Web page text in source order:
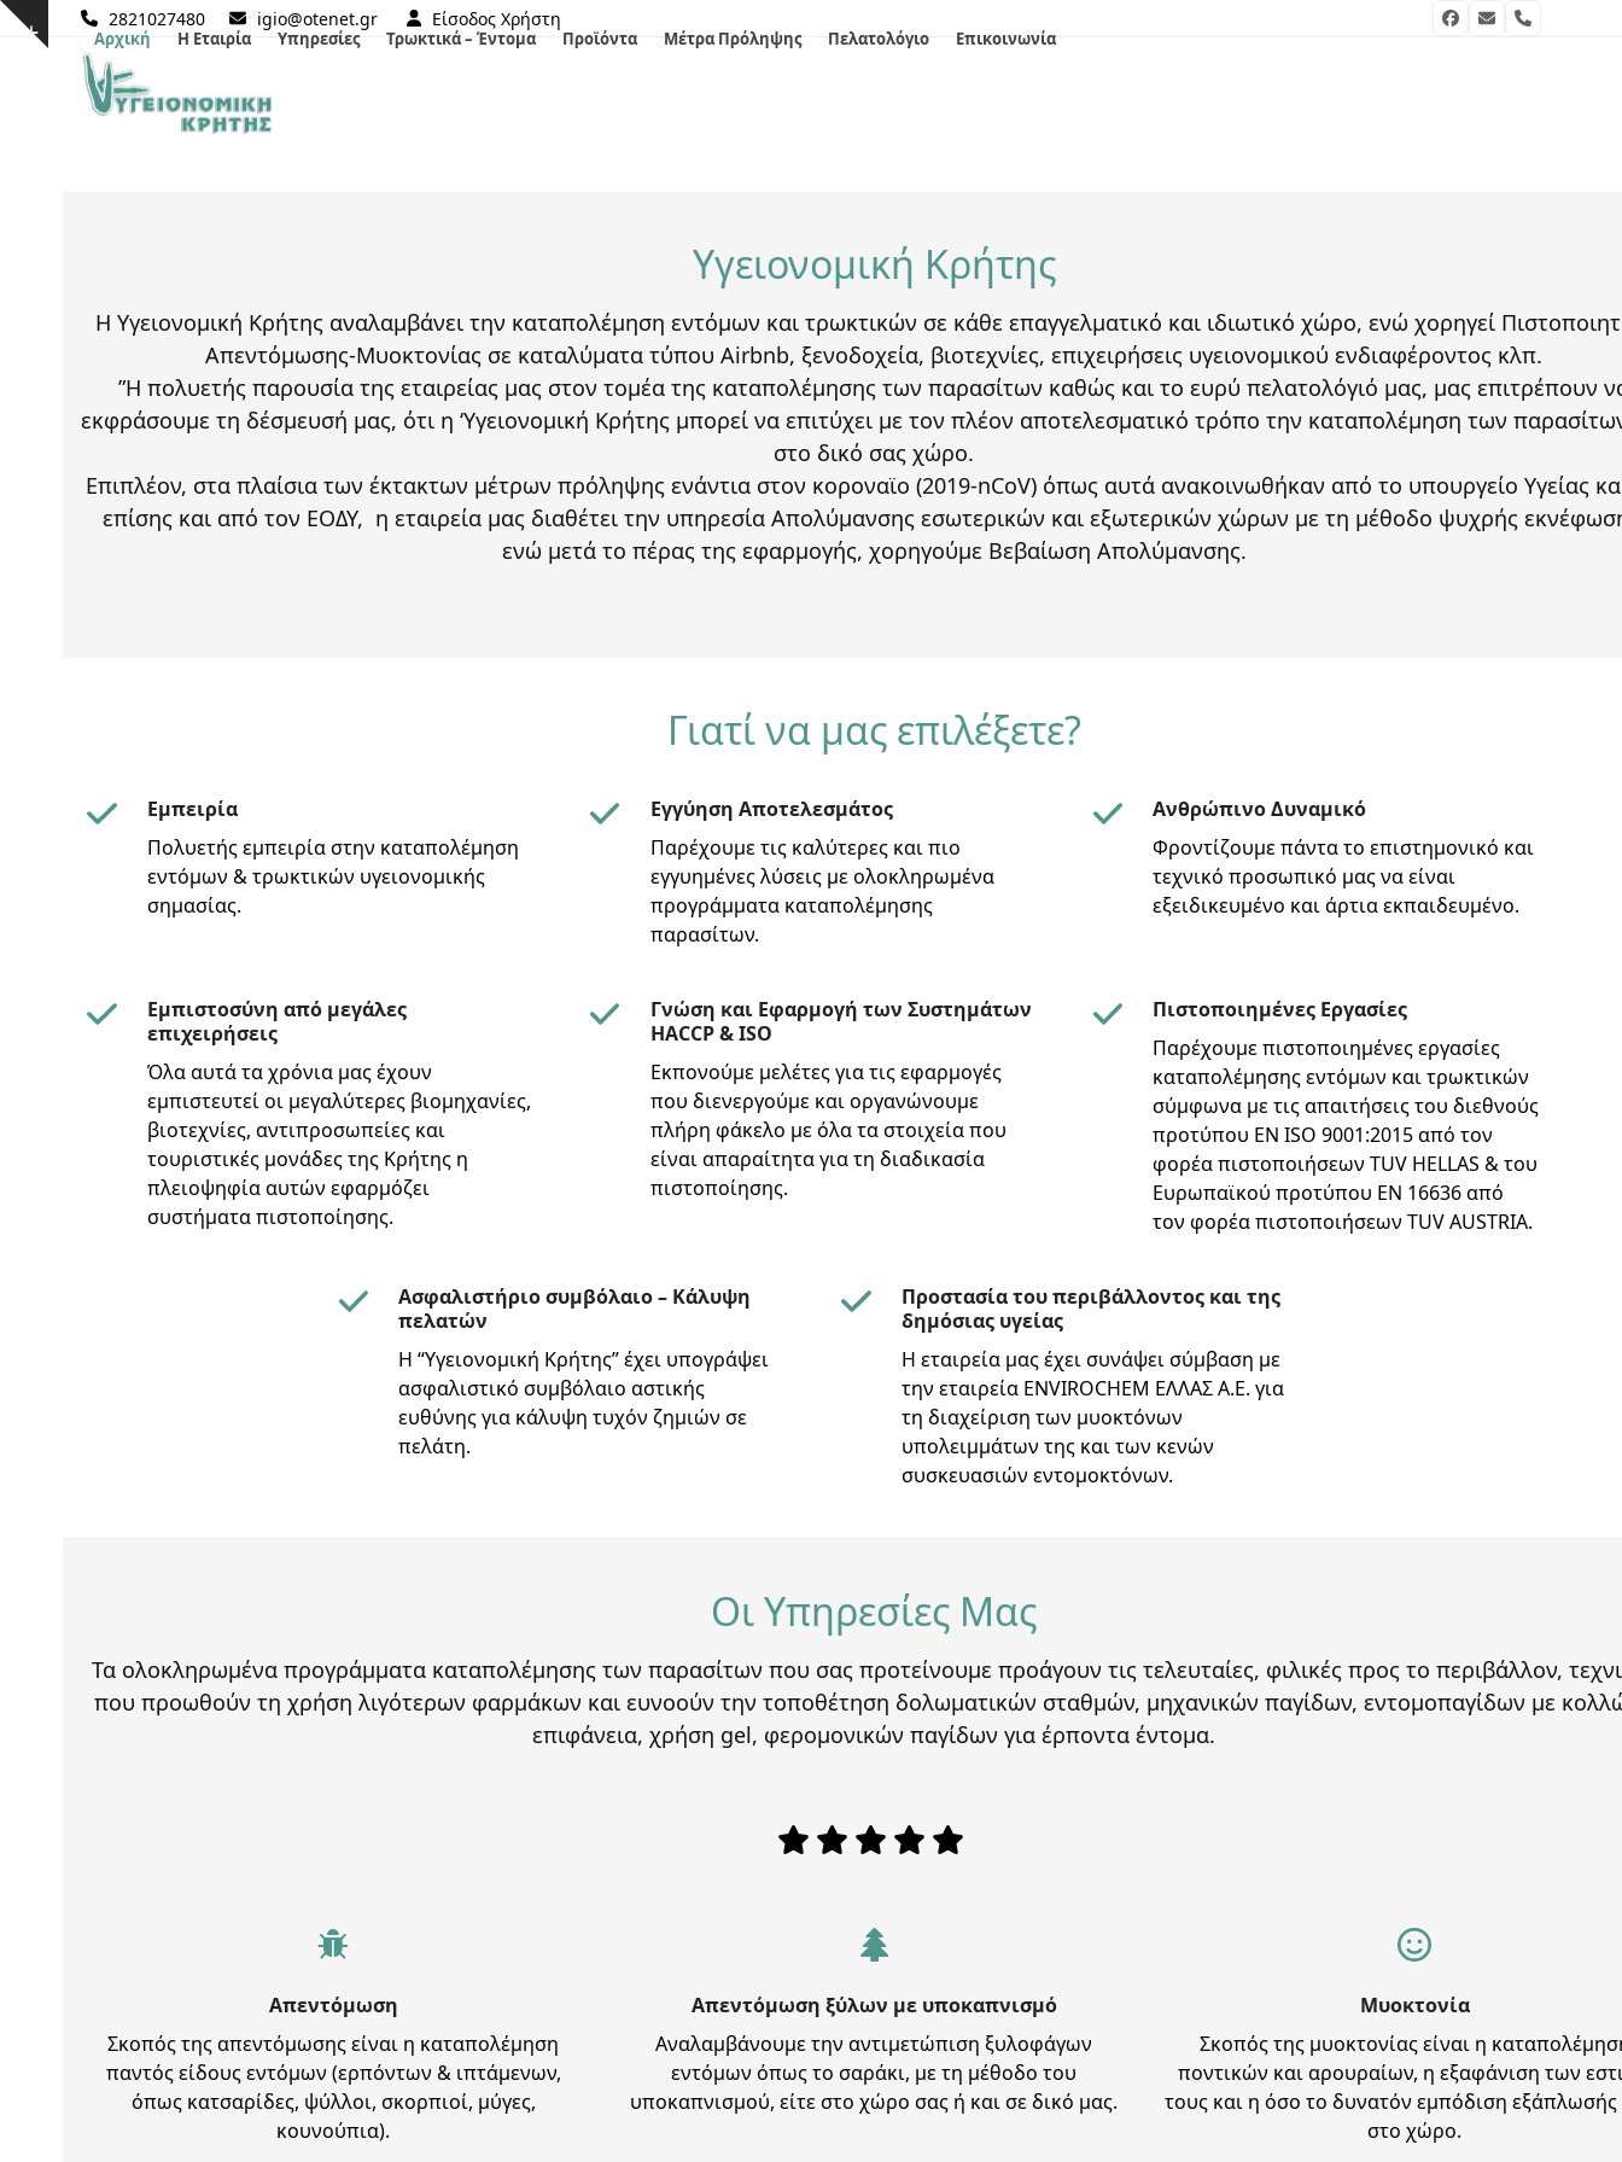
Skip
Show
2821027480 igio@otenet.gr Είσοδος Χρήστη Facebook
EmailPhone
Αρχική Η Εταιρία Υπηρεσίες Τρωκτικά – Έντομα Προϊόντα Μέτρα Πρόληψης Πελατολόγιο Επικοινωνία
Υγειονομική Κρήτης
Η Υγειονομική Κρήτης αναλαμβάνει την καταπολέμηση εντόμων και τρωκτικών σε κάθε επαγγελματικό και ιδιωτικό χώρο, ενώ χορηγεί
Απεντόμωσης-Μυοκτονίας σε καταλύματα τύπου Airbnb, ξενοδοχεία, βιοτεχνίες, επιχειρήσεις υγειονομικού ενδιαφέροντος κλπ.
”Η πολυετής παρουσία της εταιρείας μας στον τομέα της καταπολέμησης των παρασίτων καθώς και το ευρύ πελατολόγιό μας, μας επιτρέπουν
εκφράσουμε τη δέσμευσή μας, ότι η ‘Υγειονομική Κρήτης μπορεί να επιτύχει με τον πλέον αποτελεσματικό τρόπο την καταπολέμηση των
στο δικό σας χώρο.
Επιπλέον, στα πλαίσια των έκτακτων μέτρων πρόληψης ενάντια στον κοροναϊο (2019-nCoV) όπως αυτά ανακοινωθήκαν από το υπουργείο Υγείας
επίσης και από τον ΕΟΔΥ, η εταιρεία μας διαθέτει την υπηρεσία Απολύμανσης εσωτερικών και εξωτερικών χώρων με τη μέθοδο ψυχρής
ενώ μετά το πέρας της εφαρμογής, χορηγούμε Βεβαίωση Απολύμανσης.
Γιατί να μας επιλέξετε?
Εμπειρία
Πολυετής εμπειρία στην καταπολέμηση
εντόμων & τρωκτικών υγειονομικής
σημασίας.
Εγγύηση Αποτελεσμάτος
Παρέχουμε τις καλύτερες και πιο
εγγυημένες λύσεις με ολοκληρωμένα
προγράμματα καταπολέμησης
παρασίτων.
Ανθρώπινο Δυναμικό
Φροντίζουμε πάντα το επιστημονικό και
τεχνικό προσωπικό μας να είναι
εξειδικευμένο και άρτια εκπαιδευμένο.
Εμπιστοσύνη από μεγάλες
επιχειρήσεις
Όλα αυτά τα χρόνια μας έχουν
εμπιστευτεί οι μεγαλύτερες βιομηχανίες,
βιοτεχνίες, αντιπροσωπείες και
τουριστικές μονάδες της Κρήτης η
πλειοψηφία αυτών εφαρμόζει
συστήματα πιστοποίησης.
Γνώση και Εφαρμογή των Συστημάτων
HACCP & ISO
Εκπονούμε μελέτες για τις εφαρμογές
που διενεργούμε και οργανώνουμε
πλήρη φάκελο με όλα τα στοιχεία που
είναι απαραίτητα για τη διαδικασία
πιστοποίησης.
Πιστοποιημένες Εργασίες
Παρέχουμε πιστοποιημένες εργασίες
καταπολέμησης εντόμων και τρωκτικών
σύμφωνα με τις απαιτήσεις του διεθνούς
προτύπου EN ISO 9001:2015 από τον
φορέα πιστοποιήσεων TUV HELLAS & του
Ευρωπαϊκού προτύπου EN 16636 από
τον φορέα πιστοποιήσεων TUV AUSTRIA.
Ασφαλιστήριο συμβόλαιο – Κάλυψη
πελατών
Η “Υγειονομική Κρήτης” έχει υπογράψει
ασφαλιστικό συμβόλαιο αστικής
ευθύνης για κάλυψη τυχόν ζημιών σε
πελάτη.
Προστασία του περιβάλλοντος και της
δημόσιας υγείας
Η εταιρεία μας έχει συνάψει σύμβαση με
την εταιρεία ENVIROCHEM ΕΛΛΑΣ Α.Ε. για
τη διαχείριση των μυοκτόνων
υπολειμμάτων της και των κενών
συσκευασιών εντομοκτόνων.
Οι Υπηρεσίες Μας
Τα ολοκληρωμένα προγράμματα καταπολέμησης των παρασίτων που σας προτείνουμε προάγουν τις τελευταίες, φιλικές προς το περιβάλλον,
που προωθούν τη χρήση λιγότερων φαρμάκων και ευνοούν την τοποθέτηση δολωματικών σταθμών, μηχανικών παγίδων, εντομοπαγίδων με
επιφάνεια, χρήση gel, φερομονικών παγίδων για έρποντα έντομα.
Απεντόμωση
Σκοπός της απεντόμωσης είναι η καταπολέμηση
παντός είδους εντόμων (ερπόντων & ιπτάμενων,
όπως κατσαρίδες, ψύλλοι, σκορπιοί, μύγες,
κουνούπια).
Απεντόμωση ξύλων με υποκαπνισμό
Αναλαμβάνουμε την αντιμετώπιση ξυλοφάγων
εντόμων όπως το σαράκι, με τη μέθοδο του
υποκαπνισμού, είτε στο χώρο σας ή και σε δικό μας.
Μυοκτονία
Σκοπός της μυοκτονίας είναι η
ποντικών και αρουραίων, η εξαφάνιση των
τους και η όσο το δυνατόν εμπόδιση εξάπλωσής
στο χώρο.